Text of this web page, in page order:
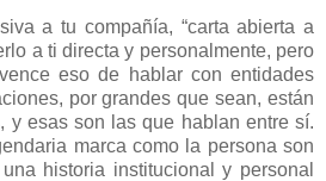
a tu compañía, “carta abierta a
a ti directa y personalmente, pero
eso de hablar con entidades
por grandes que sean, están
y esas son las que hablan entre sí.
marca como la persona son
historia institucional y personal